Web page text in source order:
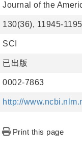
Journal of the
130(36), 11945-
SCI
已出版
0002-7863
http://
Print this page